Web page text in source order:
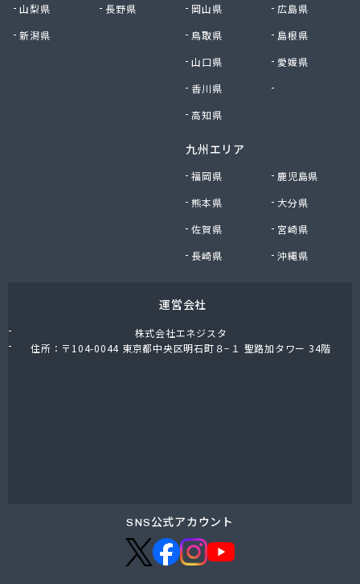
杜都エンジニア株式会社
渡辺米穀店
東北エア・ウォーター株式会社 仙台営業所
日交商事株式会社 折立オートガススタンド
NXエネルギー東北株式会社 宮城支店
NX商事株式会社 仙台支店
NX商事株式会社仙台支店LPガス部 仙台LPガス事
白ゆり商事株式会社 名取営業本部
白鳥商店
名取岩沼農業協同組合本店
鳴瀬ガス株式会社
山梨県
長野県
新潟県
岡山県
広島県
鳥取県
島根県
山口県
愛媛県
香川県
高知県
九州エリア
福岡県
鹿児島県
熊本県
大分県
佐賀県
宮崎県
長崎県
沖縄県
運営会社
株式会社エネジスタ
住所：〒104-0044 東京都中央区明石町８−１ 聖路加タワー 34階
SNS公式アカウント